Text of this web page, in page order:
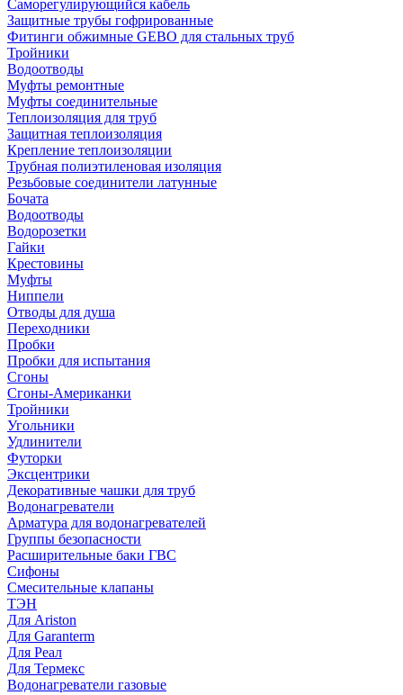
Саморегулирующийся кабель
Защитные трубы гофрированные
Фитинги обжимные GEBO для стальных труб
Тройники
Водоотводы
Муфты ремонтные
Муфты соединительные
Теплоизоляция для труб
Защитная теплоизоляция
Крепление теплоизоляции
Трубная полиэтиленовая изоляция
Резьбовые соединители латунные
Бочата
Водоотводы
Водорозетки
Гайки
Крестовины
Муфты
Ниппели
Отводы для душа
Переходники
Пробки
Пробки для испытания
Сгоны
Сгоны-Американки
Тройники
Угольники
Удлинители
Футорки
Эксцентрики
Декоративные чашки для труб
Водонагреватели
Арматура для водонагревателей
Группы безопасности
Расширительные баки ГВС
Сифоны
Смесительные клапаны
ТЭН
Для Ariston
Для Garanterm
Для Реал
Для Термекс
Водонагреватели газовые